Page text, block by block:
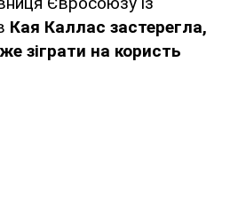
Кая Каллас застерегла,
зіграти на користь